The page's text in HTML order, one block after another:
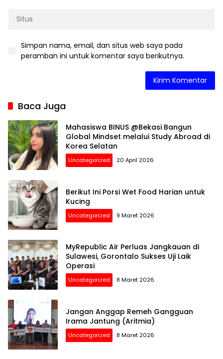
Simpan nama, email, dan situs web saya pada
peramban ini untuk komentar saya berikutnya.
Baca Juga
Mahasiswa BINUS @Bekasi Bangun
Global Mindset melalui Study Abroad di
Korea Selatan
Uncategorized 20 April 2026
Berikut Ini Porsi Wet Food Harian untuk
Kucing
Uncategorized 9 Maret 2026
MyRepublic Air Perluas Jangkauan di
Sulawesi, Gorontalo Sukses Uji Laik
Operasi
Uncategorized 8 Maret 2026
Jangan Anggap Remeh Gangguan
Irama Jantung (Aritmia)
Uncategorized 8 Maret 2026